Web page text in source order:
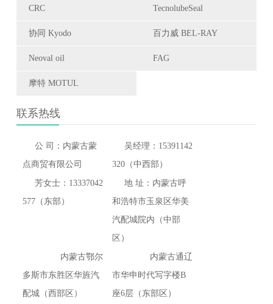
CRC TecnolubeSeal
协同 Kyodo 百力威 BEL-RAY
Neoval oil FAG
摩特 MOTUL
联系热线
公 司：内蒙古蒙
点商贸有限公司
吴经理：15391142
320（中西部）
芳女士：13337042
577（东部）
地 址：内蒙古呼
和浩特市玉泉区华美
汽配城院内（中部
区）
内蒙古鄂尔
多斯市东胜区华旌汽
配城（西部区）
内蒙古通辽
市华申时代写字楼B
座6层（东部区）